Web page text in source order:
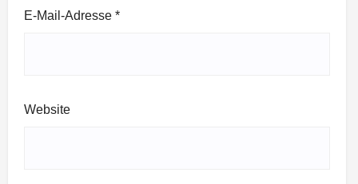
E-Mail-Adresse *
Website